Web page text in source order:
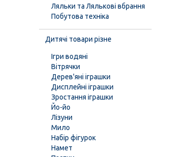
Ляльки та Лялькові вбрання
Побутова техніка
Дитячі товари різне
Ігри водяні
Вітрячки
Дерев'яні іграшки
Дисплейні іграшки
Зростання іграшки
Йо-йо
Лізуни
Мило
Набір фігурок
Намет